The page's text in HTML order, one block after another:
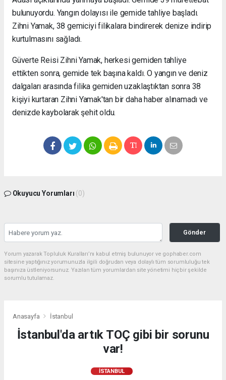
bulunuyordu. Yangın dolayısı ile gemide tahliye başladı.
Zihni Yamak, 38 gemiciyi filikalara bindirerek denize indirip
kurtulmasını sağladı.
Güverte Reisi Zihni Yamak, herkesi gemiden tahliye
ettikten sonra, gemide tek başına kaldı. O yangın ve deniz
dalgaları arasında filika gemiden uzaklaştıktan sonra 38
kişiyi kurtaran Zihni Yamak'tan bir daha haber alınamadı ve
denizde kaybolarak şehit oldu.
Okuyucu Yorumları (0)
Gönder
Yorum yazarak Topluluk Kuralları’nı kabul etmiş bulunuyor ve gophaber.com
sitesine yaptığınız yorumunuzla ilgili doğrudan veya dolaylı tüm sorumluluğu tek
başınıza üstleniyorsunuz. Yazılan tüm yorumlardan site yönetimi hiçbir şekilde
sorumlu tutulamaz.
Anasayfa İstanbul
İstanbul'da artık TOÇ gibi bir sorunu
var!
İSTANBUL